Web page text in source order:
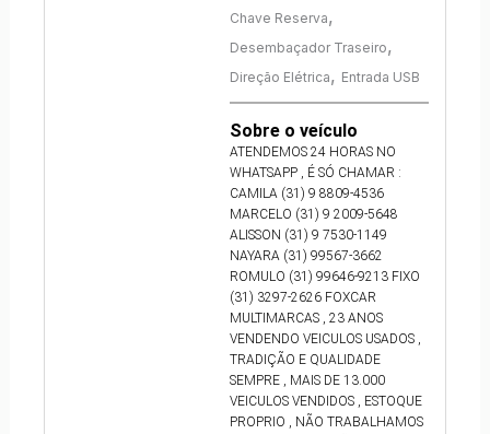
Chave Reserva,
Desembaçador Traseiro,
Direção Elétrica, Entrada USB
Sobre o veículo
ATENDEMOS 24 HORAS NO
WHATSAPP , É SÓ CHAMAR :
CAMILA (31) 9 8809-4536
MARCELO (31) 9 2009-5648
ALISSON (31) 9 7530-1149
NAYARA (31) 99567-3662
ROMULO (31) 99646-9213 FIXO
(31) 3297-2626 FOXCAR
MULTIMARCAS , 23 ANOS
VENDENDO VEICULOS USADOS ,
TRADIÇÃO E QUALIDADE
SEMPRE , MAIS DE 13.000
VEICULOS VENDIDOS , ESTOQUE
PROPRIO , NÃO TRABALHAMOS